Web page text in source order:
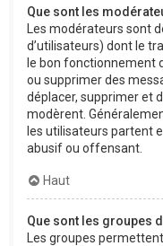
Que sont les
Les modérateurs sont
d’utilisateurs) dont le
le bon fonctionnement
ou supprimer des
déplacer, supprimer et
modèrent.
les utilisateurs partent
abusif ou offensant.
Haut
Que sont les groupes
Les groupes